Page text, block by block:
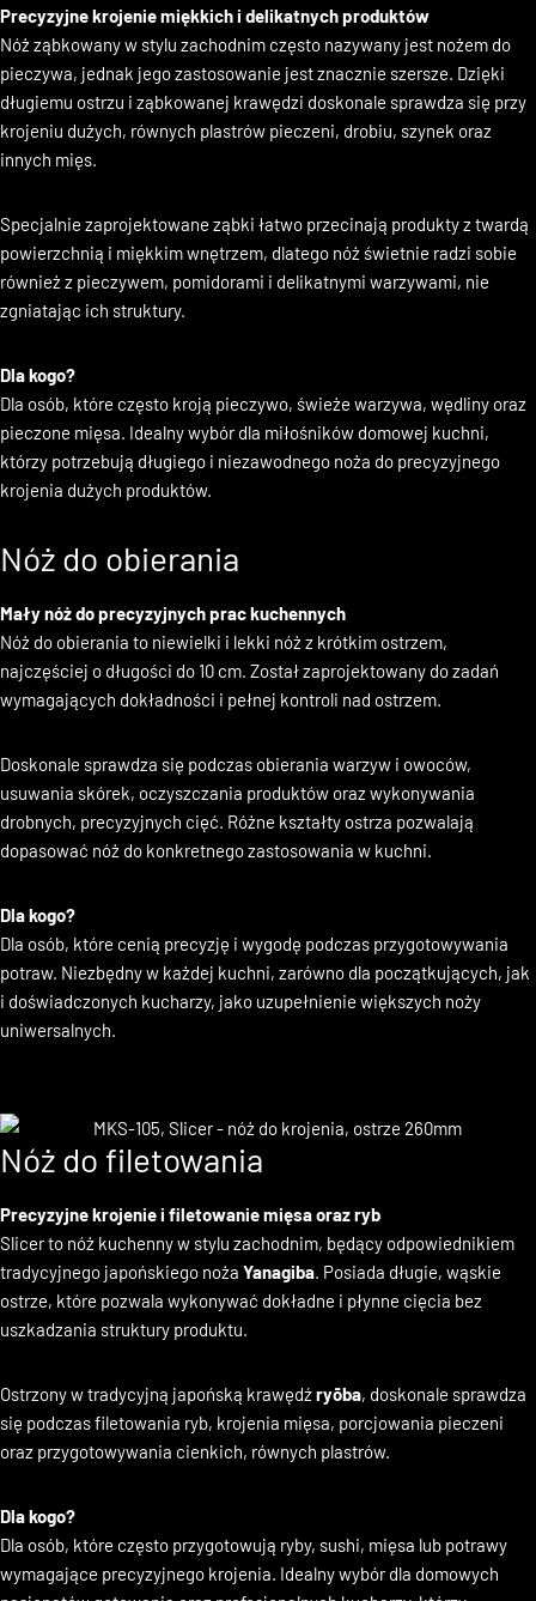
Precyzyjne krojenie miękkich i delikatnych produktów
Nóż ząbkowany w stylu zachodnim często nazywany jest nożem do
pieczywa, jednak jego zastosowanie jest znacznie szersze. Dzięki
długiemu ostrzu i ząbkowanej krawędzi doskonale sprawdza się przy
krojeniu dużych, równych plastrów pieczeni, drobiu, szynek oraz
Specjalnie zaprojektowane ząbki łatwo przecinają produkty z twardą
powierzchnią i miękkim wnętrzem, dlatego nóż świetnie radzi sobie
również z pieczywem, pomidorami i delikatnymi warzywami, nie
Dla kogo?
Dla osób, które często kroją pieczywo, świeże warzywa, wędliny oraz
pieczone mięsa. Idealny wybór dla miłośników domowej kuchni,
którzy potrzebują długiego i niezawodnego noża do precyzyjnego
Nóż do obierania
Mały nóż do precyzyjnych prac kuchennych
Nóż do obierania to niewielki i lekki nóż z krótkim ostrzem,
najczęściej o długości do 10 cm. Został zaprojektowany do zadań
Doskonale sprawdza się podczas obierania warzyw i owoców,
usuwania skórek, oczyszczania produktów oraz wykonywania
drobnych, precyzyjnych cięć. Różne kształty ostrza pozwalają
Dla kogo?
Dla osób, które cenią precyzję i wygodę podczas przygotowywania
potraw. Niezbędny w każdej kuchni, zarówno dla początkujących, jak
i doświadczonych kucharzy, jako uzupełnienie większych noży
Nóż do filetowania
Precyzyjne krojenie i filetowanie mięsa oraz ryb
Slicer to nóż kuchenny w stylu zachodnim, będący odpowiednikiem
tradycyjnego japońskiego nożaYanagiba. Posiada długie, wąskie
ostrze, które pozwala wykonywać dokładne i płynne cięcia bez
Ostrzony w tradycyjną japońską krawędźryōba, doskonale sprawdza
się podczas filetowania ryb, krojenia mięsa, porcjowania pieczeni
Dla kogo?
Dla osób, które często przygotowują ryby, sushi, mięsa lub potrawy